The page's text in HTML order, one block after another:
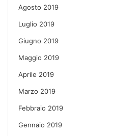
Agosto 2019
Luglio 2019
Giugno 2019
Maggio 2019
Aprile 2019
Marzo 2019
Febbraio 2019
Gennaio 2019